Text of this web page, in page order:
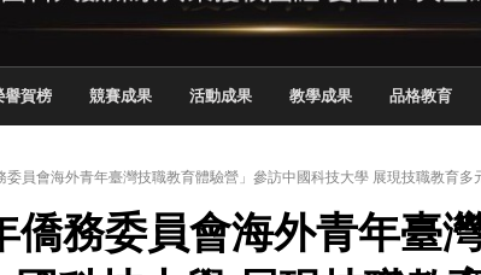
際影展最高榮譽白金獎
遊戲抱回金點新秀獎
於 2026 TSID 提出具體舊建築再利用提案
專校院電腦動畫競賽嶄露頭角
譽賀榜 競賽成果 活動成果 教學成果 品格教育
委員會海外青年臺灣技職教育體驗營」參訪中國科技大學 展現技職教育多
僑務委員會海外青年臺